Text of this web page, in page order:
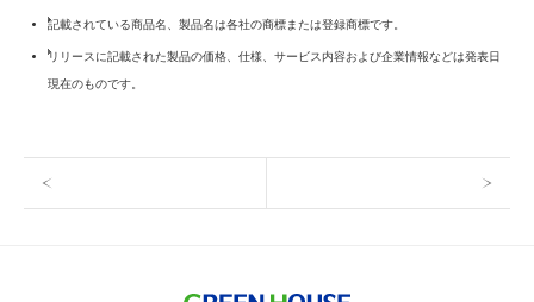
記載されている商品名、製品名は各社の商標または登録商標です。
リリースに記載された製品の価格、仕様、サービス内容および企業情報などは発表日
現在のものです。